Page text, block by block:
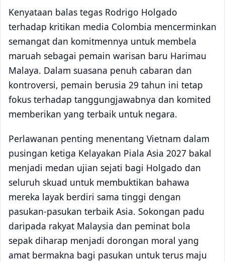
Kenyataan balas tegas Rodrigo Holgado
terhadap kritikan media Colombia mencerminkan
semangat dan komitmennya untuk membela
maruah sebagai pemain warisan baru Harimau
Malaya. Dalam suasana penuh cabaran dan
kontroversi, pemain berusia 29 tahun ini tetap
fokus terhadap tanggungjawabnya dan komited
memberikan yang terbaik untuk negara.
Perlawanan penting menentang Vietnam dalam
pusingan ketiga Kelayakan Piala Asia 2027 bakal
menjadi medan ujian sejati bagi Holgado dan
seluruh skuad untuk membuktikan bahawa
mereka layak berdiri sama tinggi dengan
pasukan-pasukan terbaik Asia. Sokongan padu
daripada rakyat Malaysia dan peminat bola
sepak diharap menjadi dorongan moral yang
amat bermakna bagi pasukan untuk terus maju